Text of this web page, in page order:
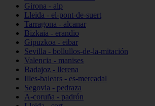
Girona - alp
Lleida - el-pont-de-suert
Tarragona - alcanar
Bizkaia - erandio
Gipuzkoa - eibar
Sevilla - bollullos-de-la-mitación
Valencia - manises
Badajoz - llerena
Illes-balears - es-mercadal
Segovia - pedraza
A-coruña - padrón